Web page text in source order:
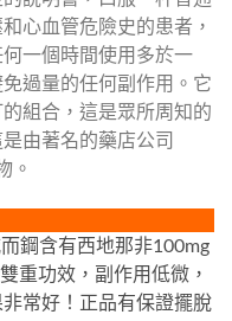
心血管危險史的患者，
一個時間使用多於一
過量的任何副作用。它
組合，這是眾所周知的
由著名的藥店公司
。
鋼含有西地那非100mg
重功效，副作用低微，
常好！正品有保證擺脫